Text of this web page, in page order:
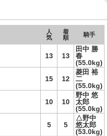
人
気
着
順
騎手
13 13
田中 勝
春
(55.0kg)
15 12
菱田 裕
二
(55.0kg)
10 10
野中 悠
太郎
(55.0kg)
5 5
△野中
悠太郎
(53.0kg)